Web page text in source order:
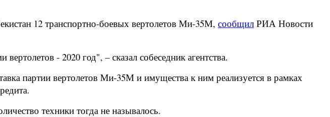
12 транспортно-боевых вертолетов Ми-35М, сообщил РИА Новости
- 2020 год", – сказал собеседник агентства.
партии вертолетов Ми-35М и имущества к ним реализуется в рамках
техники тогда не называлось.